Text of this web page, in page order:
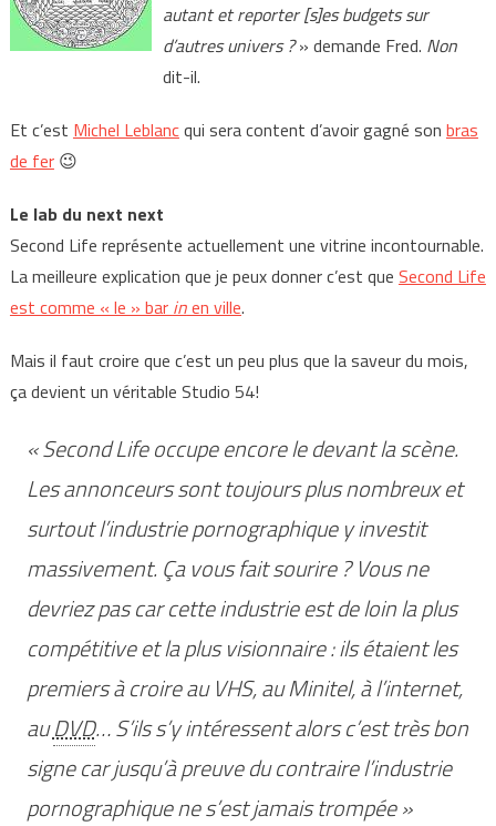
autant et reporter [s]es budgets sur
d’autres univers ?» demande Fred. Non
dit-il.
Et c’est Michel Leblancqui sera content d’avoir gagné son bras
de fer😉
Le lab du next next
Second Life représente actuellement une vitrine incontournable.
La meilleure explication que je peux donner c’est que Second Life
est comme « le » bar inen ville.
Mais il faut croire que c’est un peu plus que la saveur du mois,
ça devient un véritable Studio 54!
« Second Life occupe encore le devant la scène.
Les annonceurs sont toujours plus nombreux et
surtout l’industrie pornographique y investit
massivement. Ça vous fait sourire ? Vous ne
devriez pas car cette industrie est de loin la plus
compétitive et la plus visionnaire : ils étaient les
premiers à croire au VHS, au Minitel, à l’internet,
auDVD… S’ils s’y intéressent alors c’est très bon
signe car jusqu’à preuve du contraire l’industrie
pornographique ne s’est jamais trompée »